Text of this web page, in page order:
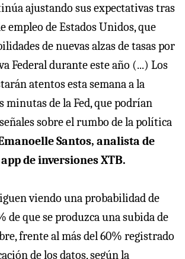
ajustando sus expectativas tras
empleo de Estados Unidos, que
de nuevas alzas de tasas por
Federal durante este año (...) Los
atentos esta semana a la
minutas de la Fed, que podrían
sobre el rumbo de la política
Santos, analista de
de inversiones XTB.
viendo una probabilidad de
de que se produzca una subida de
frente al más del 60% registrado
de los datos, según la